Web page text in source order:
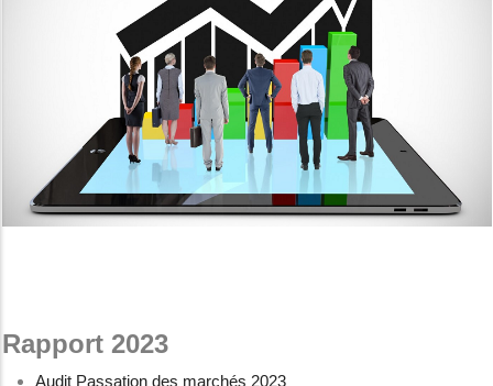
Rapport 2023
Audit Passation des marchés 2023